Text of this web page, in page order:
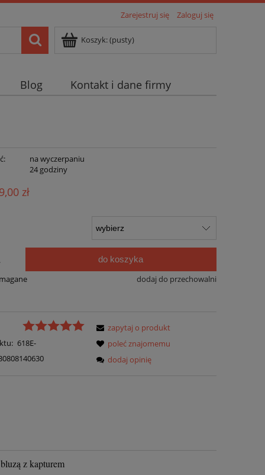
Zarejestruj się Zaloguj się
Koszyk:(pusty)
Blog Kontakt i dane firmy
na wyczerpaniu
24 godziny
zł
do koszyka
dodaj do przechowalni
618E-
zapytaj o produkt
poleć znajomemu
dodaj opinię
z kapturem